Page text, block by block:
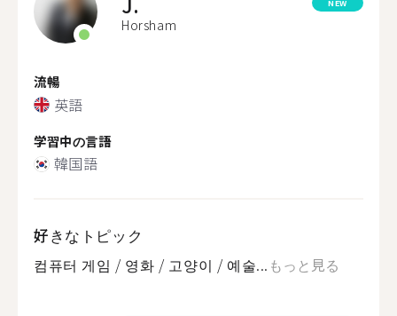
Horsham
NEW
流暢
英語
学習中の言語
韓国語
好きなトピック
컴퓨터 게임 / 영화 / 고양이 / 예술... もっと見る